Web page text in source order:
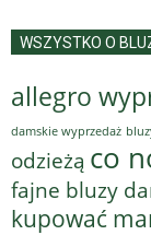
WSZYSTKO O
allegro
damskie wyprzedaż
odzieżą co
fajne bluzy
kupować